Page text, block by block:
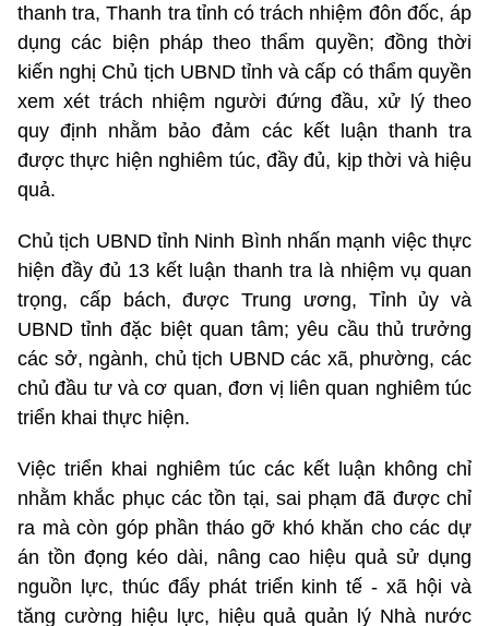
thanh tra, Thanh tra tỉnh có trách nhiệm đôn đốc, áp
dụng các biện pháp theo thẩm quyền; đồng thời
kiến nghị Chủ tịch UBND tỉnh và cấp có thẩm quyền
xem xét trách nhiệm người đứng đầu, xử lý theo
quy định nhằm bảo đảm các kết luận thanh tra
được thực hiện nghiêm túc, đầy đủ, kịp thời và hiệu
quả.
Chủ tịch UBND tỉnh Ninh Bình nhấn mạnh việc thực
hiện đầy đủ 13 kết luận thanh tra là nhiệm vụ quan
trọng, cấp bách, được Trung ương, Tỉnh ủy và
UBND tỉnh đặc biệt quan tâm; yêu cầu thủ trưởng
các sở, ngành, chủ tịch UBND các xã, phường, các
chủ đầu tư và cơ quan, đơn vị liên quan nghiêm túc
triển khai thực hiện.
Việc triển khai nghiêm túc các kết luận không chỉ
nhằm khắc phục các tồn tại, sai phạm đã được chỉ
ra mà còn góp phần tháo gỡ khó khăn cho các dự
án tồn đọng kéo dài, nâng cao hiệu quả sử dụng
nguồn lực, thúc đẩy phát triển kinh tế - xã hội và
tăng cường hiệu lực, hiệu quả quản lý Nhà nước